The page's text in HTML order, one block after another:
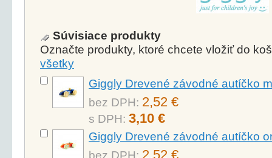
Súvisiace produkty
Označte produkty, ktoré chcete vložiť do
všetky
Giggly Drevené závodné autíčko
bez DPH: 2,52 €
s DPH: 3,10 €
Giggly Drevené závodné autíčko
bez DPH: 2,52 €